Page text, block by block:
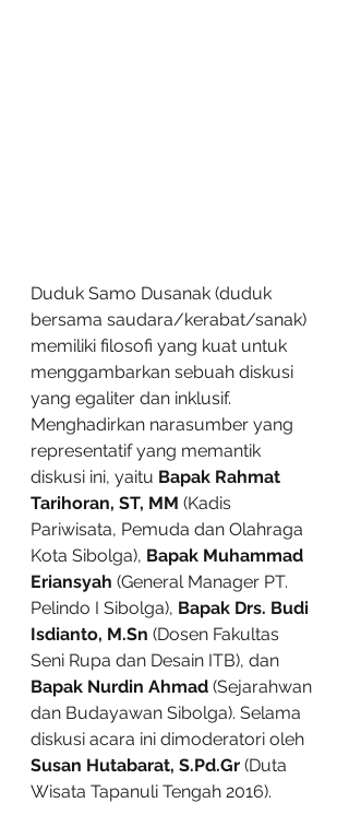
Duduk Samo Dusanak (duduk
bersama saudara/kerabat/sanak)
memiliki filosofi yang kuat untuk
menggambarkan sebuah diskusi
yang egaliter dan inklusif.
Menghadirkan narasumber yang
representatif yang memantik
diskusi ini, yaitu Bapak Rahmat
Tarihoran, ST, MM (Kadis
Pariwisata, Pemuda dan Olahraga
Kota Sibolga), Bapak Muhammad
Eriansyah (General Manager PT.
Pelindo I Sibolga), Bapak Drs. Budi
Isdianto, M.Sn (Dosen Fakultas
Seni Rupa dan Desain ITB), dan
Bapak Nurdin Ahmad (Sejarahwan
dan Budayawan Sibolga). Selama
diskusi acara ini dimoderatori oleh
Susan Hutabarat, S.Pd.Gr (Duta
Wisata Tapanuli Tengah 2016).